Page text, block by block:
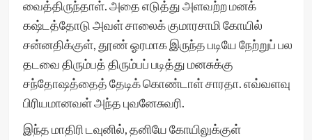
வைத்திருந்தாள். அதை எடுத்து அளவற்ற மனக்
கஷ்டத்தோடு அவள் சாலைக் குமாரசாமி கோயில்
சன்னதிக்குள், தூண் ஓரமாக இருந்த படியே நேற்றுப் பல
தடவை திரும்பத் திரும்பப் படித்து மனசுக்கு
சந்தோஷத்தைத் தேடிக் கொண்டாள் சாரதா. எவ்வளவு
பிரியமானவள் அந்த புவனேசுவரி.
இந்த மாதிரி டவுனில், தனியே கோயிலுக்குள்